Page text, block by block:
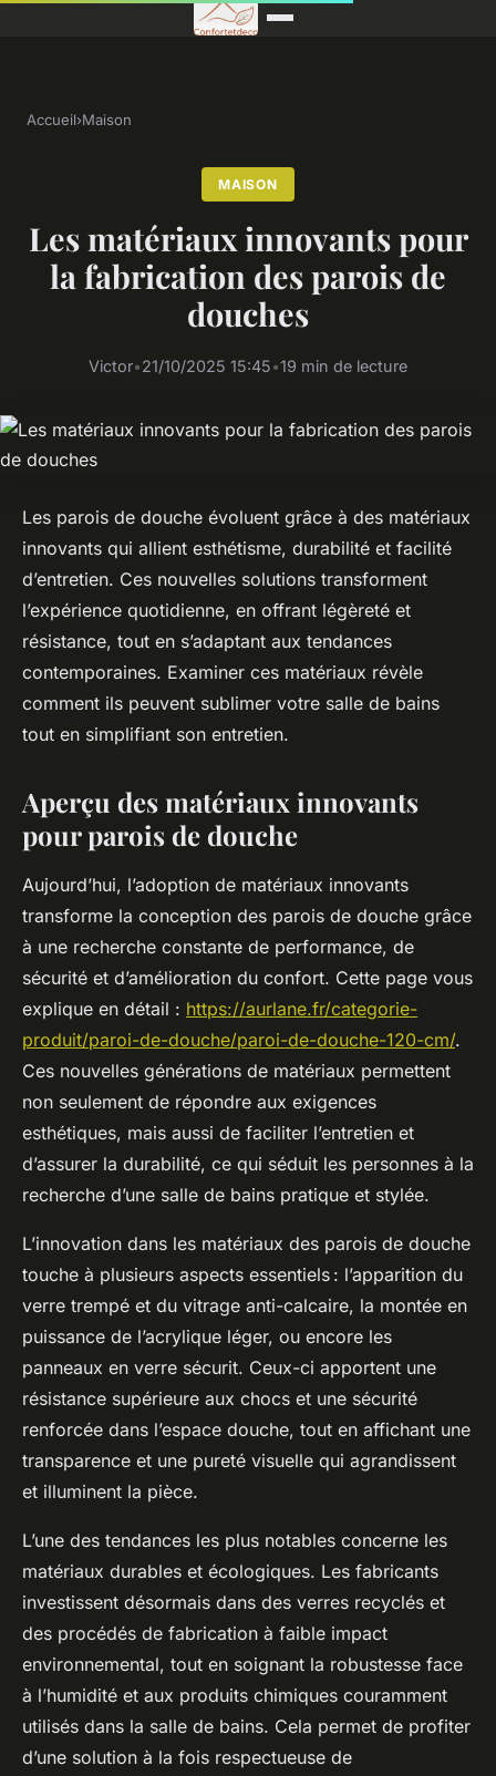
Accueil›Maison
MAISON
Les matériaux innovants pour
la fabrication des parois de
douches
Victor•21/10/2025 15:45•19 min de lecture
Les parois de douche évoluent grâce à des matériaux
innovants qui allient esthétisme, durabilité et facilité
d’entretien. Ces nouvelles solutions transforment
l’expérience quotidienne, en offrant légèreté et
résistance, tout en s’adaptant aux tendances
contemporaines. Examiner ces matériaux révèle
comment ils peuvent sublimer votre salle de bains
tout en simplifiant son entretien.
Aperçu des matériaux innovants
pour parois de douche
Aujourd’hui, l’adoption de matériaux innovants
transforme la conception des parois de douche grâce
à une recherche constante de performance, de
sécurité et d’amélioration du confort. Cette page vous
explique en détail : https://aurlane.fr/categorie-
produit/paroi-de-douche/paroi-de-douche-120-cm/.
Ces nouvelles générations de matériaux permettent
non seulement de répondre aux exigences
esthétiques, mais aussi de faciliter l’entretien et
d’assurer la durabilité, ce qui séduit les personnes à la
recherche d’une salle de bains pratique et stylée.
L’innovation dans les matériaux des parois de douche
touche à plusieurs aspects essentiels : l’apparition du
verre trempé et du vitrage anti-calcaire, la montée en
puissance de l’acrylique léger, ou encore les
panneaux en verre sécurit. Ceux-ci apportent une
résistance supérieure aux chocs et une sécurité
renforcée dans l’espace douche, tout en affichant une
transparence et une pureté visuelle qui agrandissent
et illuminent la pièce.
L’une des tendances les plus notables concerne les
matériaux durables et écologiques. Les fabricants
investissent désormais dans des verres recyclés et
des procédés de fabrication à faible impact
environnemental, tout en soignant la robustesse face
à l’humidité et aux produits chimiques couramment
utilisés dans la salle de bains. Cela permet de profiter
d’une solution à la fois respectueuse de